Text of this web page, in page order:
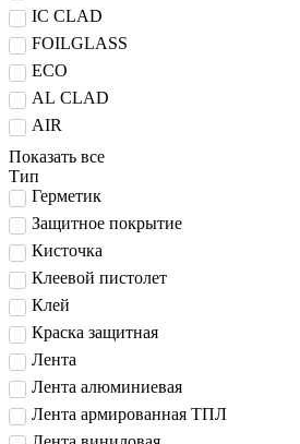
IC CLAD
FOILGLASS
ECO
AL CLAD
AIR
Показать все
Тип
Герметик
Защитное покрытие
Кисточка
Клеевой пистолет
Клей
Краска защитная
Лента
Лента алюминиевая
Лента армированная ТПЛ